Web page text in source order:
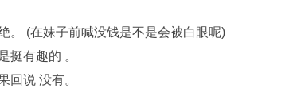
。 (在妹子前喊没钱是不是会被白眼呢)
挺有趣的 。
回说 没有。